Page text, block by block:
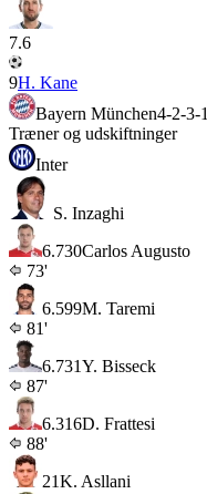
7.6
9H. Kane
Bayern München4-2-3-1
Træner og udskiftninger
Inter
S. Inzaghi
6.730Carlos Augusto
73'
6.599M. Taremi
81'
6.731Y. Bisseck
87'
6.316D. Frattesi
88'
21K. Asllani